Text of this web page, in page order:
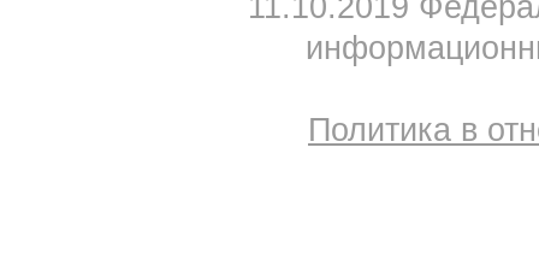
11.10.2019
Политика в